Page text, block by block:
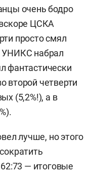
очень бодро
ЦСКА
просто смял
УНИКС набрал
фантастически
второй четверти
(5,2%!), а в
лучше, но этого
— итоговые